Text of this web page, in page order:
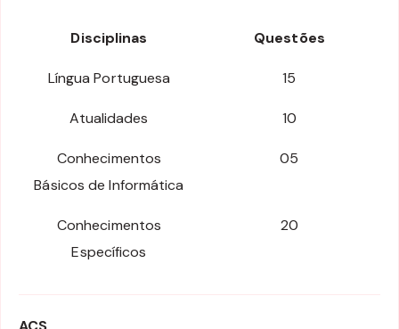
Disciplinas Questões
Língua Portuguesa 15
Atualidades 10
Conhecimentos
Básicos de Informática
05
Conhecimentos
Específicos
20